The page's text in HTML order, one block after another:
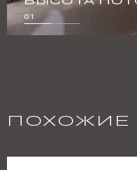
01
ПОХОЖИЕ